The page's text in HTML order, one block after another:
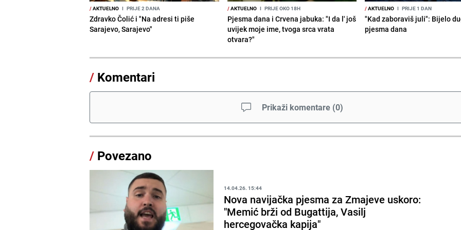
/AKTUELNO I PRIJE 2 DANA
Zdravko Čolić i "Na adresi ti piše
Sarajevo, Sarajevo"
/AKTUELNO I PRIJE OKO 18H
Pjesma dana i Crvena jabuka: "I da l' još
uvijek moje ime, tvoga srca vrata
otvara?"
/AKTUELNO I PRIJE 1 DAN
"Kad zaboraviš juli": Bijelo
pjesma dana
/ Komentari
Prikaži komentare (0)
/ Povezano
14.04.26. 15:44
Nova navijačka pjesma za Zmajeve uskoro:
"Memić brži od Bugattija, Vasilj
hercegovačka kapija"